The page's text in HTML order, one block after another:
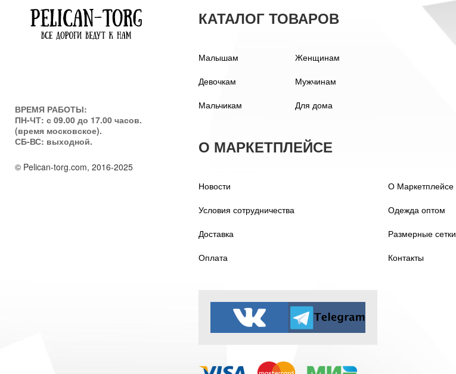
ВРЕМЯ РАБОТЫ:
ПН-ЧТ: с 09.00 до 17.00 часов.
(время московское).
СБ-ВС: выходной.
© Pelican-torg.com, 2016-2025
КАТАЛОГ ТОВАРОВ
Малышам
Девочкам
Мальчикам
Женщинам
Мужчинам
Для дома
О МАРКЕТПЛЕЙСЕ
Новости
Условия сотрудничества
Доставка
Оплата
О Маркетплейсе
Одежда оптом
Размерные сетки
Контакты